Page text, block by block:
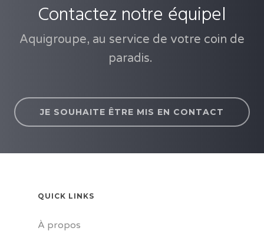
Contactez notre équipel
Aquigroupe, au service de votre coin de
paradis.
JE SOUHAITE ÊTRE MIS EN CONTACT
QUICK LINKS
À propos